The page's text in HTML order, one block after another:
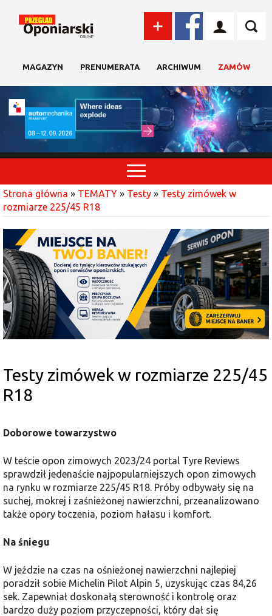
MAGAZYN PRENUMERATA ARCHIWUM ZAMÓW
Strona główna » TEMATY » Testy » Testy zimówek w
rozmiarze 225/45 R18
Testy zimówek w rozmiarze 225/45
R18
Doborowe towarzystwo
W teście opon zimowych 2023/24 portal Tyre Reviews
sprawdził jedenaście najpopularniejszych opon zimowych
na rynku w rozmiarze 225/45 R18. Próby odbywały się na
suchej, mokrej i zaśnieżonej nawierzchni, przeanalizowano
także opory toczenia, poziom hałasu i komfort.
Na śniegu
W jeździe na czas na ośnieżonej nawierzchni najlepiej
poradził sobie Michelin Pilot Alpin 5, uzyskując czas 84,26
sek. Zapewniał doskonałą sterowność i kontrolę oraz
bardzo duży poziom przyczepności, który dał się